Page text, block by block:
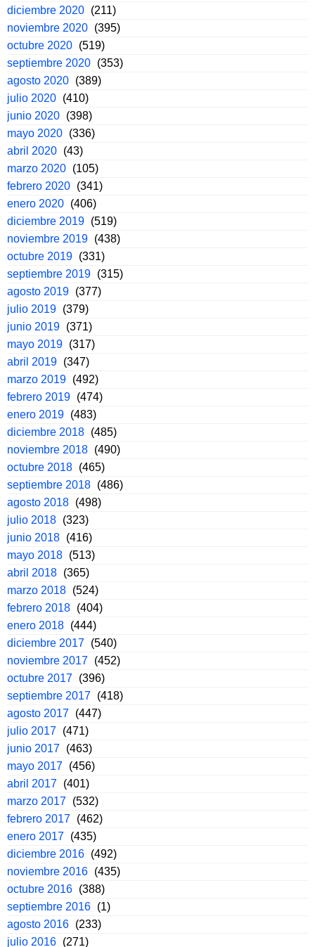
diciembre 2020 (211)
noviembre 2020 (395)
octubre 2020 (519)
septiembre 2020 (353)
agosto 2020 (389)
julio 2020 (410)
junio 2020 (398)
mayo 2020 (336)
abril 2020 (43)
marzo 2020 (105)
febrero 2020 (341)
enero 2020 (406)
diciembre 2019 (519)
noviembre 2019 (438)
octubre 2019 (331)
septiembre 2019 (315)
agosto 2019 (377)
julio 2019 (379)
junio 2019 (371)
mayo 2019 (317)
abril 2019 (347)
marzo 2019 (492)
febrero 2019 (474)
enero 2019 (483)
diciembre 2018 (485)
noviembre 2018 (490)
octubre 2018 (465)
septiembre 2018 (486)
agosto 2018 (498)
julio 2018 (323)
junio 2018 (416)
mayo 2018 (513)
abril 2018 (365)
marzo 2018 (524)
febrero 2018 (404)
enero 2018 (444)
diciembre 2017 (540)
noviembre 2017 (452)
octubre 2017 (396)
septiembre 2017 (418)
agosto 2017 (447)
julio 2017 (471)
junio 2017 (463)
mayo 2017 (456)
abril 2017 (401)
marzo 2017 (532)
febrero 2017 (462)
enero 2017 (435)
diciembre 2016 (492)
noviembre 2016 (435)
octubre 2016 (388)
septiembre 2016 (1)
agosto 2016 (233)
julio 2016 (271)